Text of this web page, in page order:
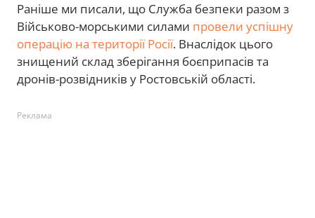
Раніше ми писали, що Служба безпеки разом з
Військово-морськими силами провели успішну
операцію на території Росії. Внаслідок цього
знищений склад зберігання боєприпасів та
дронів-розвідників у Ростовській області.
Реклама